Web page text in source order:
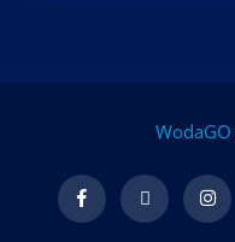
WodaGO